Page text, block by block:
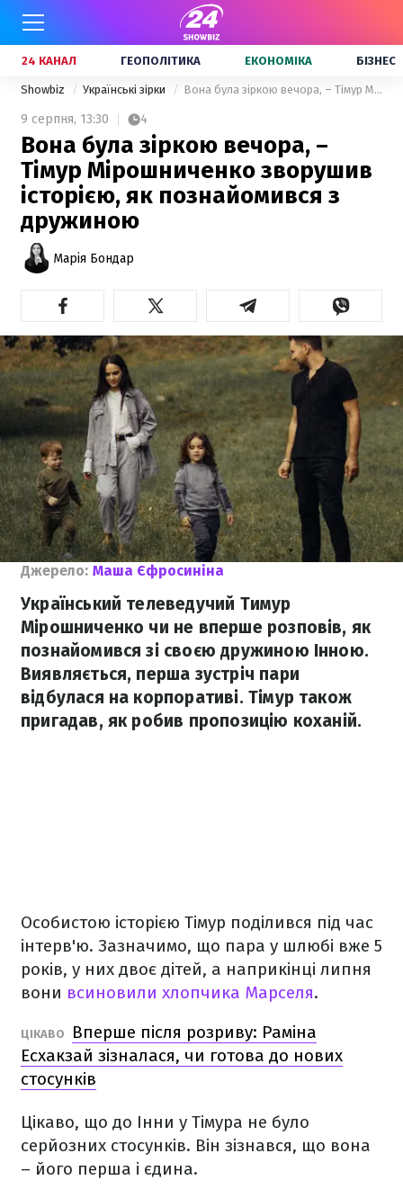
24 КАНАЛ ГЕОПОЛІТИКА ЕКОНОМІКА БІЗНЕС
Showbiz Українські зірки Вона була зіркою вечора, – Тімур Мірошниченко зворушив історією, як познайомився з дружиною
9 серпня, 13:30 4
Вона була зіркою вечора, –
Тімур Мірошниченко зворушив
історією, як познайомився з
дружиною
Марія Бондар
Джерело: Маша Єфросиніна
Український телеведучий Тимур
Мірошниченко чи не вперше розповів, як
познайомився зі своєю дружиною Інною.
Виявляється, перша зустріч пари
відбулася на корпоративі. Тімур також
пригадав, як робив пропозицію коханій.
Особистою історією Тімур поділився під час
інтерв'ю. Зазначимо, що пара у шлюбі вже 5
років, у них двоє дітей, а наприкінці липня
вони всиновили хлопчика Марселя.
ЦІКАВО
Вперше після розриву: Раміна
Есхакзай зізналася, чи готова до нових
стосунків
Цікаво, що до Інни у Тімура не було
серйозних стосунків. Він зізнався, що вона
– його перша і єдина.